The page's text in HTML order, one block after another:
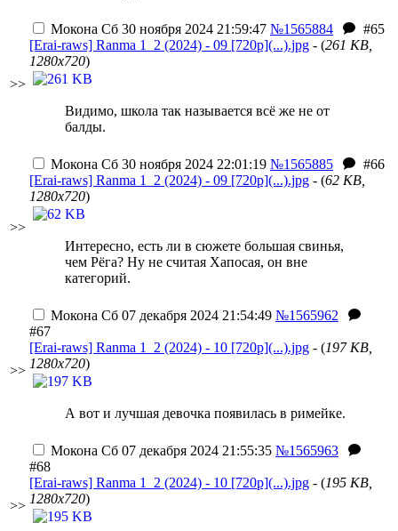
>>
Мокона Сб 30 ноября 2024 21:59:47 №1565884
#65
[Erai-raws] Ranma 1_2 (2024) - 09 [720p](...).jpg - (261 KB,
1280x720)
Видимо, школа так называется всё же не от
балды.
>>
Мокона Сб 30 ноября 2024 22:01:19 №1565885
#66
[Erai-raws] Ranma 1_2 (2024) - 09 [720p](...).jpg - (62 KB,
1280x720)
Интересно, есть ли в сюжете большая свинья,
чем Рёга? Ну не считая Хапосая, он вне
категорий.
>>
Мокона Сб 07 декабря 2024 21:54:49 №1565962
#67
[Erai-raws] Ranma 1_2 (2024) - 10 [720p](...).jpg - (197 KB,
1280x720)
А вот и лучшая девочка появилась в римейке.
>>
Мокона Сб 07 декабря 2024 21:55:35 №1565963
#68
[Erai-raws] Ranma 1_2 (2024) - 10 [720p](...).jpg - (195 KB,
1280x720)